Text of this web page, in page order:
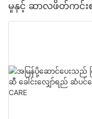
မှုနှင့် ဆာလဖိတ်ကင်း
လျှော့ဈေး